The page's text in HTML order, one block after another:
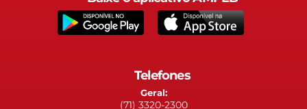
Telefones
Geral:
(71) 3320-2300